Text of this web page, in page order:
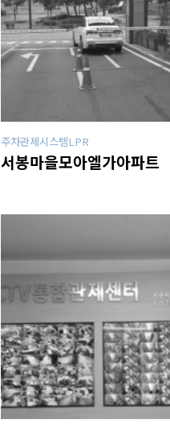
주차관제시스템LPR
서봉마을모아엘가아파트